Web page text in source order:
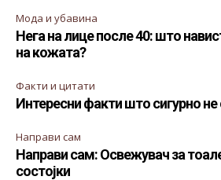
Мода и убавина
Нега на лице после 40: што
на кожата?
Факти и цитати
Интересни факти што сигурно не
Направи сам
Направи сам: Освежувач за
состојки